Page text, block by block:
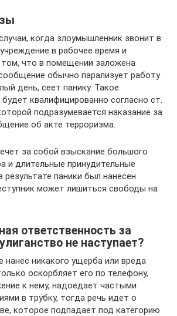
когда злоумышленник звонит в
в рабочее время и
что в помещении заложена
обычно парализует работу
день, сеет панику. Такое
квалифицированно согласно ст.
подразумевается наказание за
об акте терроризма.
за собой взыскание большого
и длительные принудительные
паники был нанесен
может лишиться свободы на
ответственность за
не наступает?
нанес никакого ущерба или вреда
оскорбляет его по телефону,
к нему, надоедает частыми
в трубку, тогда речь идет о
которое подпадает под категорию